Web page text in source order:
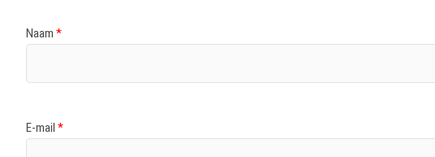
Naam *
E-mail *